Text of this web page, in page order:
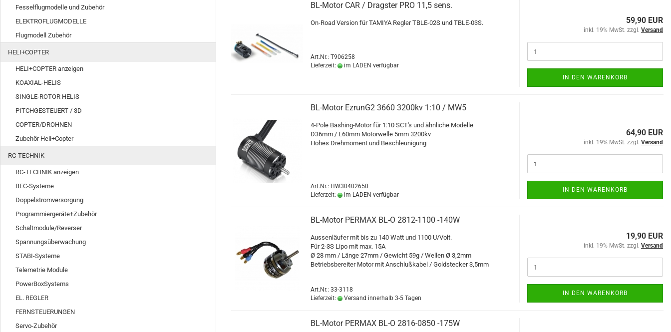
BL-Motor CAR / Dragster PRO 11,5 sens.
On-Road Version für TAMIYA Regler TBLE-02S und TBLE-03S.
Art.Nr.: T906258
Lieferzeit:
im LADEN verfügbar
59,90 EUR
inkl. 19% MwSt. zzgl. Versand
IN DEN WARENKORB
BL-Motor EzrunG2 3660 3200kv 1:10 / MW5
4-Pole Bashing-Motor für 1:10 SCT's und ähnliche Modelle
D36mm / L60mm Motorwelle 5mm 3200kv
Hohes Drehmoment und Beschleunigung
Art.Nr.: HW30402650
Lieferzeit:
im LADEN verfügbar
64,90 EUR
inkl. 19% MwSt. zzgl. Versand
IN DEN WARENKORB
BL-Motor PERMAX BL-O 2812-1100 -140W
Aussenläufer mit bis zu 140 Watt und 1100 U/Volt.
Für 2-3S Lipo mit max. 15A
Ø 28 mm / Länge 27mm / Gewicht 59g / Wellen Ø 3,2mm
Betriebsbereiter Motor mit Anschlußkabel / Goldstecker 3,5mm
Art.Nr.: 33-3118
Lieferzeit:
Versand innerhalb 3-5 Tagen
19,90 EUR
inkl. 19% MwSt. zzgl. Versand
IN DEN WARENKORB
BL-Motor PERMAX BL-O 2816-0850 -175W
Fesselflugmodelle und Zubehör
ELEKTROFLUGMODELLE
Flugmodell Zubehör
HELI+COPTER
HELI+COPTER anzeigen
KOAXIAL-HELIS
SINGLE-ROTOR HELIS
PITCHGESTEUERT / 3D
COPTER/DROHNEN
Zubehör Heli+Copter
RC-TECHNIK
RC-TECHNIK anzeigen
BEC-Systeme
Doppelstromversorgung
Programmiergeräte+Zubehör
Schaltmodule/Reverser
Spannungsüberwachung
STABI-Systeme
Telemetrie Module
PowerBoxSystems
EL. REGLER
FERNSTEUERUNGEN
Servo-Zubehör